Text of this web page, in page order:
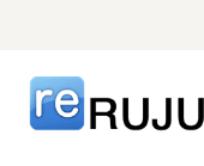
content